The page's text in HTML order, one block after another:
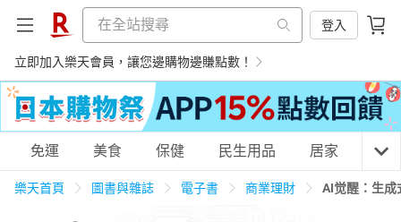
登入
立即加入樂天會員，讓您邊購物邊賺點數！
購物網分類
免運 美食 保健 民生用品 居家 3C
樂天首頁 圖書與雜誌 電子書 商業理財 AI觉醒：生成